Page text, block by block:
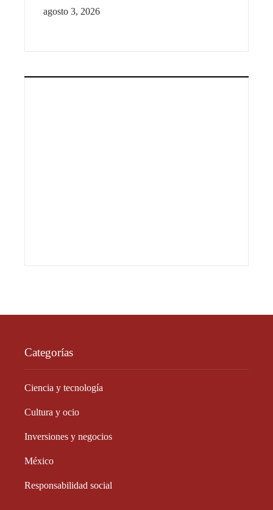
agosto 3, 2026
Categorías
Ciencia y tecnología
Cultura y ocio
Inversiones y negocios
México
Responsabilidad social